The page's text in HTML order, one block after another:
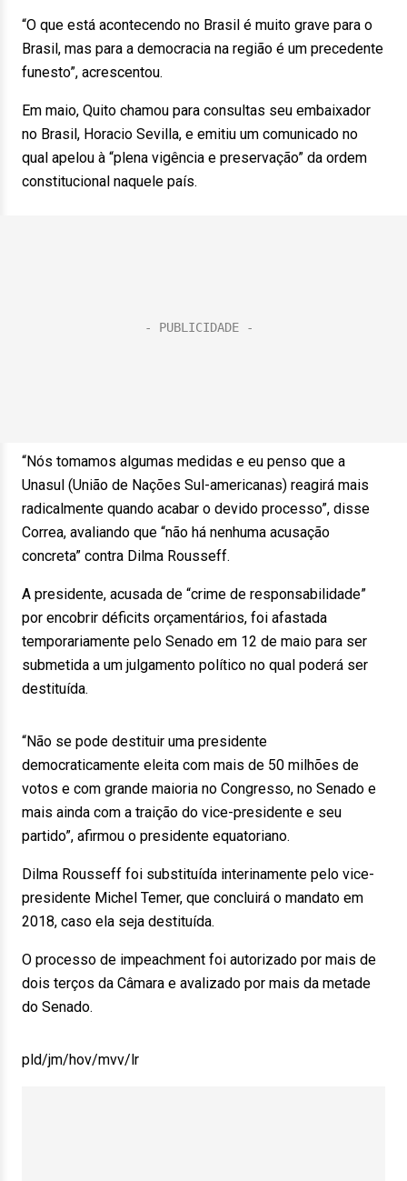
“O que está acontecendo no Brasil é muito grave para o
Brasil, mas para a democracia na região é um precedente
funesto”, acrescentou.
Em maio, Quito chamou para consultas seu embaixador
no Brasil, Horacio Sevilla, e emitiu um comunicado no
qual apelou à “plena vigência e preservação” da ordem
constitucional naquele país.
“Nós tomamos algumas medidas e eu penso que a
Unasul (União de Nações Sul-americanas) reagirá mais
radicalmente quando acabar o devido processo”, disse
Correa, avaliando que “não há nenhuma acusação
concreta” contra Dilma Rousseff.
A presidente, acusada de “crime de responsabilidade”
por encobrir déficits orçamentários, foi afastada
temporariamente pelo Senado em 12 de maio para ser
submetida a um julgamento político no qual poderá ser
destituída.
“Não se pode destituir uma presidente
democraticamente eleita com mais de 50 milhões de
votos e com grande maioria no Congresso, no Senado e
mais ainda com a traição do vice-presidente e seu
partido”, afirmou o presidente equatoriano.
Dilma Rousseff foi substituída interinamente pelo vice-
presidente Michel Temer, que concluirá o mandato em
2018, caso ela seja destituída.
O processo de impeachment foi autorizado por mais de
dois terços da Câmara e avalizado por mais da metade
do Senado.
pld/jm/hov/mvv/lr